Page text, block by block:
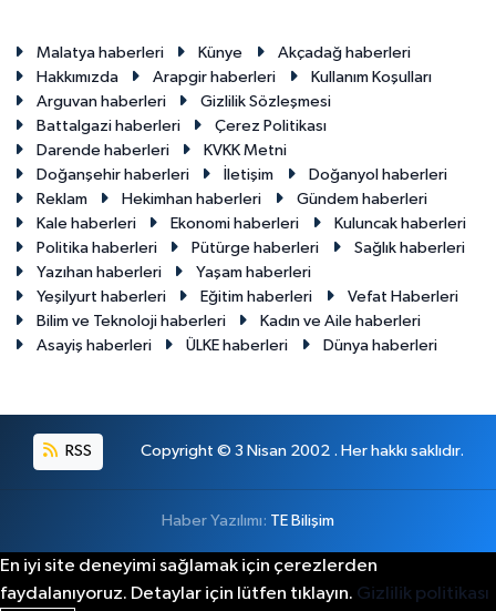
Malatya haberleri Künye
Akçadağ haberleri
Hakkımızda
Arapgir haberleri
Kullanım Koşulları
Arguvan haberleri
Gizlilik Sözleşmesi
Battalgazi haberleri
Çerez Politikası
Darende haberleri
KVKK Metni
Doğanşehir haberleri
İletişim
Doğanyol haberleri
Reklam
Hekimhan haberleri
Gündem haberleri
Kale haberleri
Ekonomi haberleri
Kuluncak haberleri
Politika haberleri
Pütürge haberleri
Sağlık haberleri
Yazıhan haberleri
Yaşam haberleri
Yeşilyurt haberleri
Eğitim haberleri
Vefat Haberleri
Bilim ve Teknoloji haberleri
Kadın ve Aile haberleri
Asayiş haberleri
ÜLKE haberleri Dünya haberleri
RSS Copyright © 3 Nisan 2002 . Her hakkı saklıdır.
Haber Yazılımı: TE Bilişim
En iyi site deneyimi sağlamak için çerezlerden
faydalanıyoruz. Detaylar için lütfen tıklayın. Gizlilik politikası